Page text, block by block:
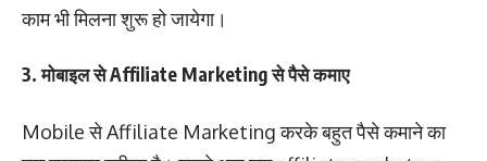
काम भी मिलना शुरू हो जायेगा।
3. मोबाइल से Affiliate Marketing से पैसे कमाए
Mobile से Affiliate Marketing करके बहुत पैसे कमाने का